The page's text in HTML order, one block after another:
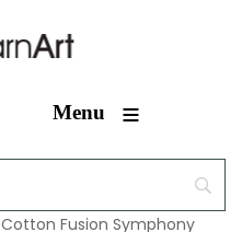
Menu ≡
Cotton Fusion Symphony